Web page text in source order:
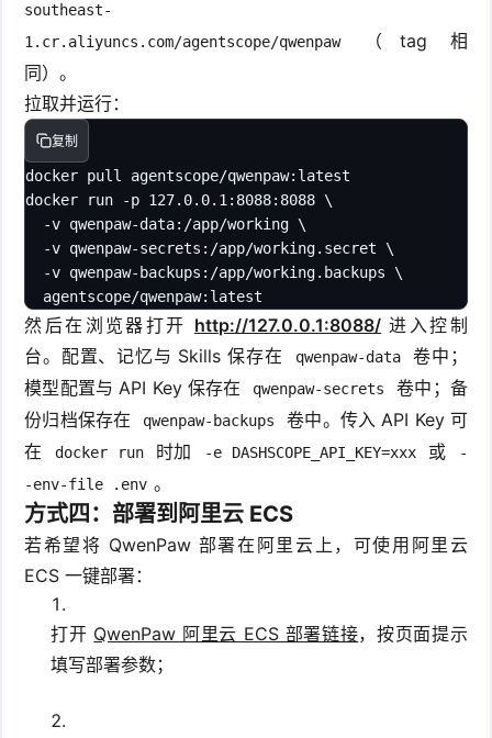
southeast-
1.cr.aliyuncs.com/agentscope/qwenpaw
（tag 相
同）。
拉取并运行：
复制
docker pull agentscope/qwenpaw:latest
docker run -p 127.0.0.1:8088:8088 \
-v qwenpaw-data:/app/working \
-v qwenpaw-secrets:/app/working.secret \
-v qwenpaw-backups:/app/working.backups \
agentscope/qwenpaw:latest
然后在浏览器打开 http://127.0.0.1:8088/ 进入控制
台。配置、记忆与 Skills 保存在
qwenpaw-data
卷中；
模型配置与 API Key 保存在
qwenpaw-secrets
卷中；备
份归档保存在
qwenpaw-backups
卷中。传入 API Key 可
在
docker run 时加 -e DASHSCOPE_API_KEY=xxx 或
-
-env-file .env 。
方式四：部署到阿里云 ECS
若希望将 QwenPaw 部署在阿里云上，可使用阿里云
ECS 一键部署：
打开 QwenPaw 阿里云 ECS 部署链接，按页面提示
填写部署参数；